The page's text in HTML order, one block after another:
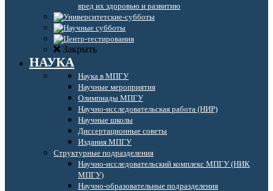
вред их здоровью и развитию
Закрыть
НАУКА
Наука в МПГУ
Научные мероприятия
Олимпиады МПГУ
Научно-исследовательская работа (НИР)
Научные школы
Диссертационные советы
Издания МПГУ
Структурные подразделения
Научно-исследовательский комплекс МПГУ (НИК
МПГУ)
Научно-образовательные подразделения